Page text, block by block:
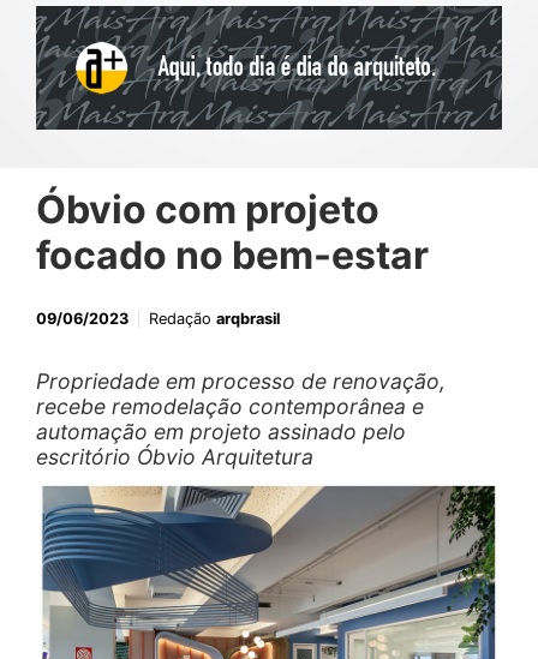
Óbvio com projeto
focado no bem-estar
09/06/2023 Redação arqbrasil
Propriedade em processo de renovação,
recebe remodelação contemporânea e
automação em projeto assinado pelo
escritório Óbvio Arquitetura